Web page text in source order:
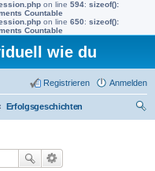
on line 594: sizeof():
Countable
on line 650: sizeof():
Countable
wie du
Anmelden
Registrieren
Erfolgsgeschichten